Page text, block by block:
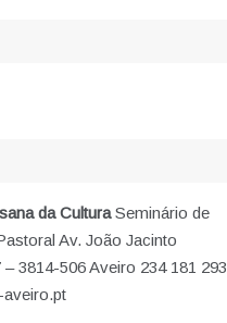
da CulturaSeminário de
Av. João Jacinto
– 3814-506 Aveiro 234 181 293